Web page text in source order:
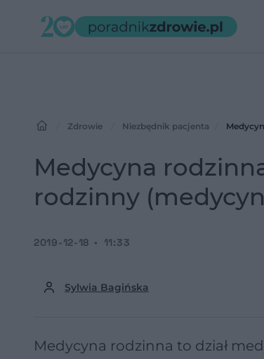
Zdrowie Niezbędnik pacjenta
Medycyna
rodzinny
Sylwia Bagińska
2019-12-18 11:33
Medycyna rodzinna to dział